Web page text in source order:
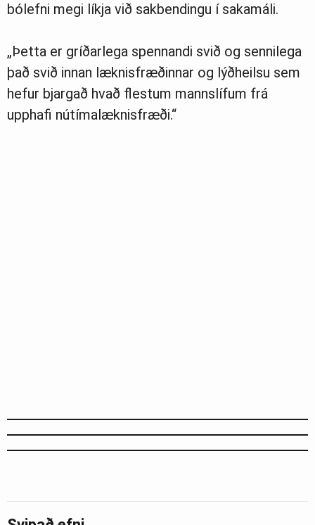
bólefni megi líkja við sakbendingu í sakamáli.
„Þetta er gríðarlega spennandi svið og sennilega
það svið innan læknisfræðinnar og lýðheilsu sem
hefur bjargað hvað flestum mannslífum frá
upphafi nútímalæknisfræði.“